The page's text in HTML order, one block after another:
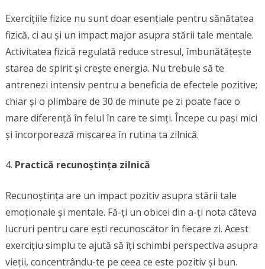
Exercițiile fizice nu sunt doar esențiale pentru sănătatea
fizică, ci au și un impact major asupra stării tale mentale.
Activitatea fizică regulată reduce stresul, îmbunătățește
starea de spirit și crește energia. Nu trebuie să te
antrenezi intensiv pentru a beneficia de efectele pozitive;
chiar și o plimbare de 30 de minute pe zi poate face o
mare diferență în felul în care te simți. Începe cu pași mici
și încorporează mișcarea în rutina ta zilnică.
Practică recunoștința zilnică
Recunoștința are un impact pozitiv asupra stării tale
emoționale și mentale. Fă-ți un obicei din a-ți nota câteva
lucruri pentru care ești recunoscător în fiecare zi. Acest
exercițiu simplu te ajută să îți schimbi perspectiva asupra
vieții, concentrându-te pe ceea ce este pozitiv și bun.